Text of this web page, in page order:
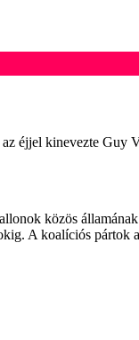
éjjel kinevezte
közös
A koalíciós pártok